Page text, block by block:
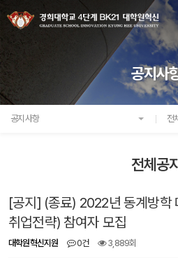
공지사
공지사항 전
전체공
[공지] (종료) 2022년 동계방학
취업전략) 참여자 모집
대학원혁신지원 0건 3,889회